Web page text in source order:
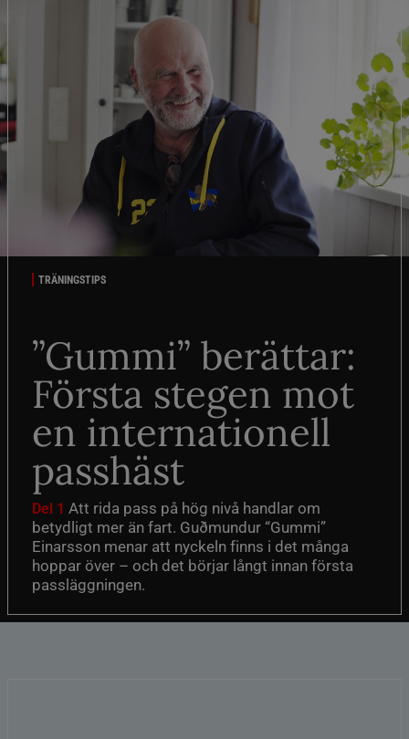
TRÄNINGSTIPS
”Gummi” berättar:
Första stegen mot
en internationell
passhäst
Del 1 Att rida pass på hög nivå handlar om
betydligt mer än fart. Guðmundur “Gummi”
Einarsson menar att nyckeln finns i det många
hoppar över – och det börjar långt innan första
passläggningen.